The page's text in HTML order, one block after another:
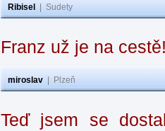
Ribisel Sudety
Franz už je na
miroslav Plzeň
Teď jsem se